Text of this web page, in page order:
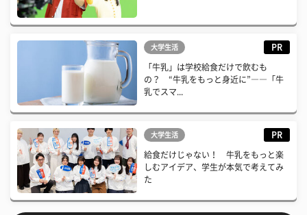
大学生活 PR
「牛乳」は学校給食だけで飲むも
の？ “牛乳をもっと身近に”――「牛
乳でスマ...
大学生活 PR
給食だけじゃない！ 牛乳をもっと楽
しむアイデア、学生が本気で考えてみ
た